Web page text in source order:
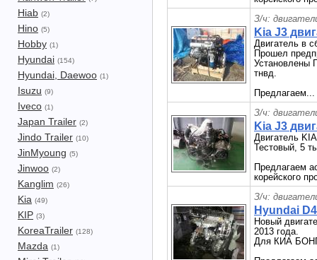
Hiab (2)
Hino (5)
Hobby (1)
Hyundai (154)
Hyundai, Daewoo (1)
Isuzu (9)
Iveco (1)
Japan Trailer (2)
Jindo Trailer (10)
JinMyoung (5)
Jinwoo (2)
Kanglim (26)
Kia (49)
KIP (3)
KoreaTrailer (128)
Mazda (1)
З/ч:
Kia J3
Двигатель в
Прошел
тнвд.
Предлагаем...
З/ч:
Kia J3
Двигатель
Тестовый, 5
Предлагаем
корейского
З/ч:
Hyundai
Новый
2013 года.
Для КИА